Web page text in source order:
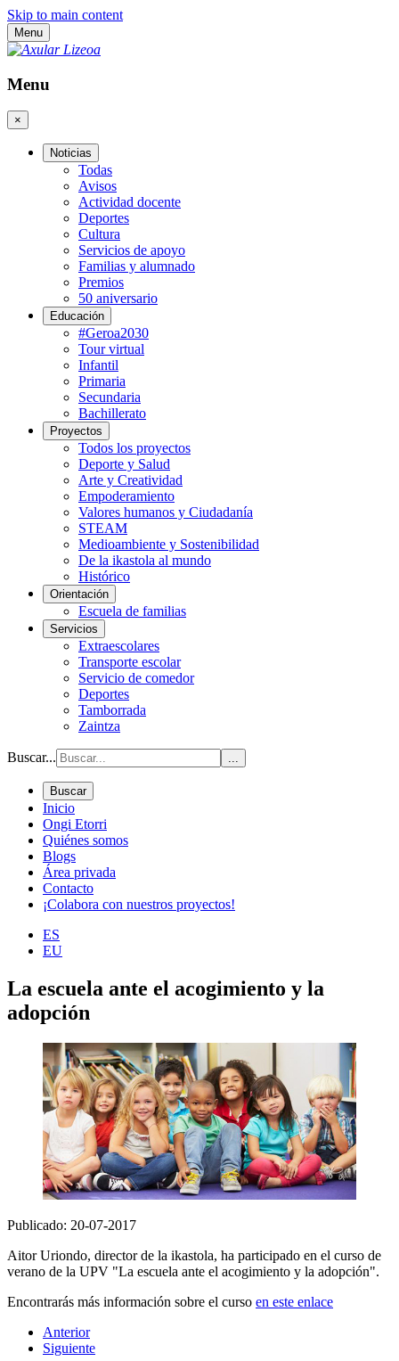
Skip to main content
Menu
Menu
×
Noticias
Todas
Avisos
Actividad docente
Deportes
Cultura
Servicios de apoyo
Familias y alumnado
Premios
50 aniversario
Educación
#Geroa2030
Tour virtual
Infantil
Primaria
Secundaria
Bachillerato
Proyectos
Todos los proyectos
Deporte y Salud
Arte y Creatividad
Empoderamiento
Valores humanos y Ciudadanía
STEAM
Medioambiente y Sostenibilidad
De la ikastola al mundo
Histórico
Orientación
Escuela de familias
Servicios
Extraescolares
Transporte escolar
Servicio de comedor
Deportes
Tamborrada
Zaintza
Buscar... ...
Buscar
Inicio
Ongi Etorri
Quiénes somos
Blogs
Área privada
Contacto
¡Colabora con nuestros proyectos!
ES
EU
La escuela ante el acogimiento y la
adopción
Publicado: 20-07-2017
Aitor Uriondo, director de la ikastola, ha participado en el curso de
verano de la UPV "La escuela ante el acogimiento y la adopción".
Encontrarás más información sobre el curso en este enlace
Anterior
Siguiente